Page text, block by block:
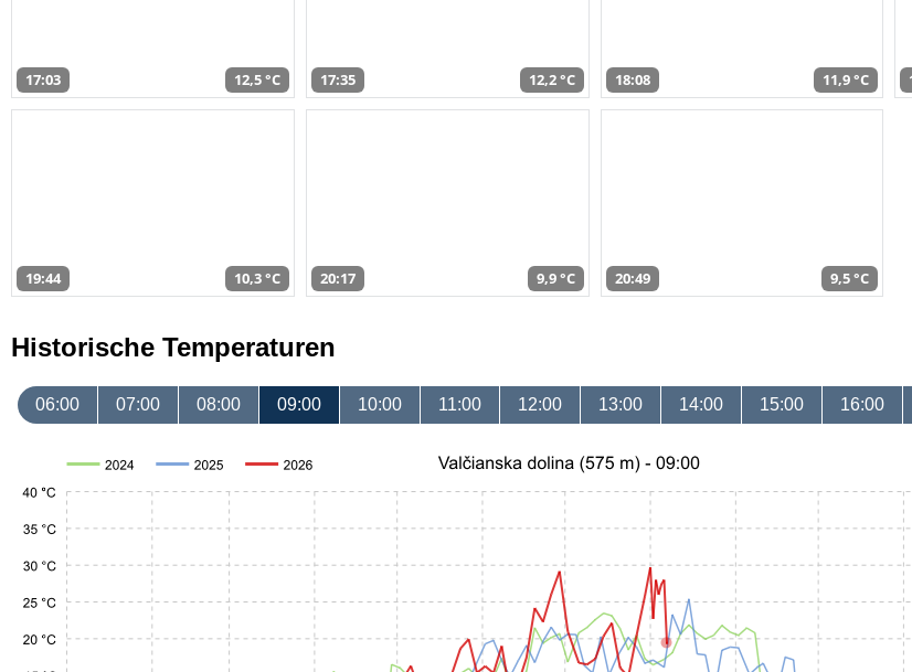
17:03 12,5 °C 17:35 12,2 °C 18:08 11,9 °C
19:44 10,3 °C 20:17 9,9 °C 20:49 9,5 °C
Historische Temperaturen
06:00 07:00 08:00 09:00 10:00 11:00 12:00 13:00 14:00 15:00 16:00